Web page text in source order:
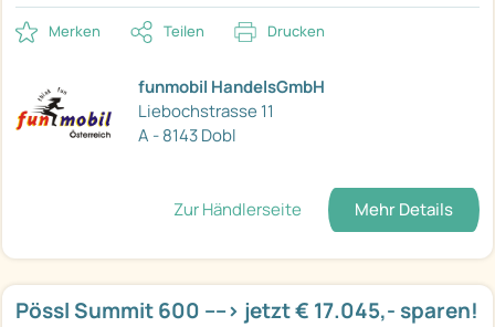
Merken Teilen Drucken
funmobil HandelsGmbH
Liebochstrasse 11
A - 8143 Dobl
Zur Händlerseite Mehr Details
Pössl Summit 600 ----> jetzt € 17.045,- sparen!